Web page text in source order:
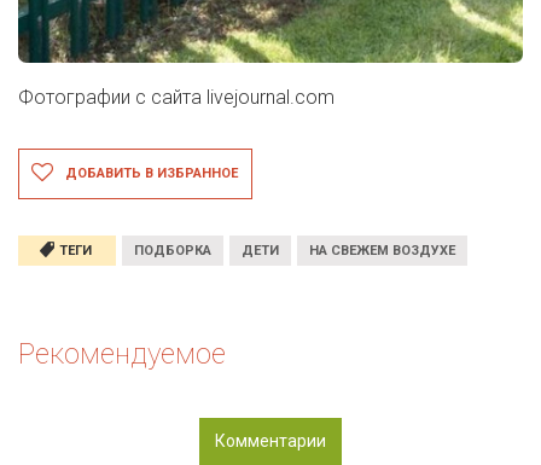
Фотографии с сайта livejournal.com
ДОБАВИТЬ В ИЗБРАННОЕ
ТЕГИ ПОДБОРКА ДЕТИ НА СВЕЖЕМ ВОЗДУХЕ
Рекомендуемое
Комментарии